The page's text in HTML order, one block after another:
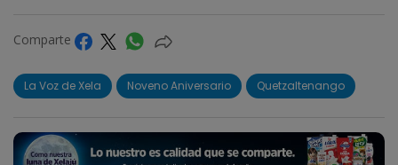
Comparte
La Voz de Xela Noveno Aniversario Quetzaltenango